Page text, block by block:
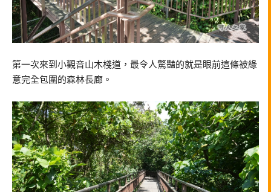
第一次來到小觀音山木棧道，最令人驚豔的就是眼前這條被綠
意完全包圍的森林長廊。